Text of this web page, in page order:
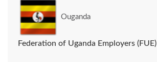
Ouganda
Federation of Uganda Employers (FUE)